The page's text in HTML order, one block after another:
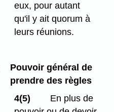
eux, pour autant
qu'il y ait quorum à
leurs réunions.
Pouvoir général de
prendre des règles
4(5)
En plus de